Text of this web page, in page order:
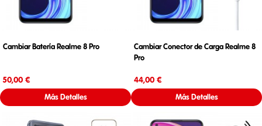
Cambiar Batería Realme 8 Pro
50,00 €
Más Detalles
Cambiar Conector de Carga Realme 8
Pro
44,00 €
Más Detalles